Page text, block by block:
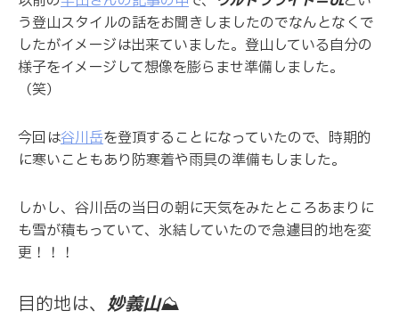
う登山スタイルの話をお聞きしましたのでなんとなくで
したがイメージは出来ていました。登山している自分の
様子をイメージして想像を膨らませ準備しました。
（笑）
今回は谷川岳を登頂することになっていたので、時期的
に寒いこともあり防寒着や雨具の準備もしました。
しかし、谷川岳の当日の朝に天気をみたところあまりに
も雪が積もっていて、氷結していたので急遽目的地を変
更！！！
目的地は、 妙義山⛰